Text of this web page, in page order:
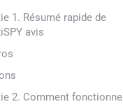
1. Résumé rapide de
avis
2. Comment fonctionne